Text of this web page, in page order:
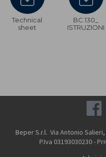
Technical
sheet
BC.130_
ISTRUZIONI
Beper S.r.l. Via Antonio
P.Iva 03193030230 -